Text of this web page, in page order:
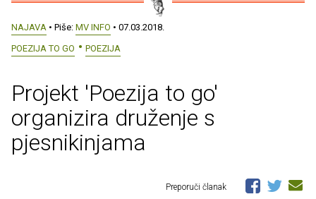
NAJAVA • Piše: MV INFO • 07.03.2018.
POEZIJA TO GO
POEZIJA
Projekt 'Poezija to go'
organizira druženje s
pjesnikinjama
Preporuči članak